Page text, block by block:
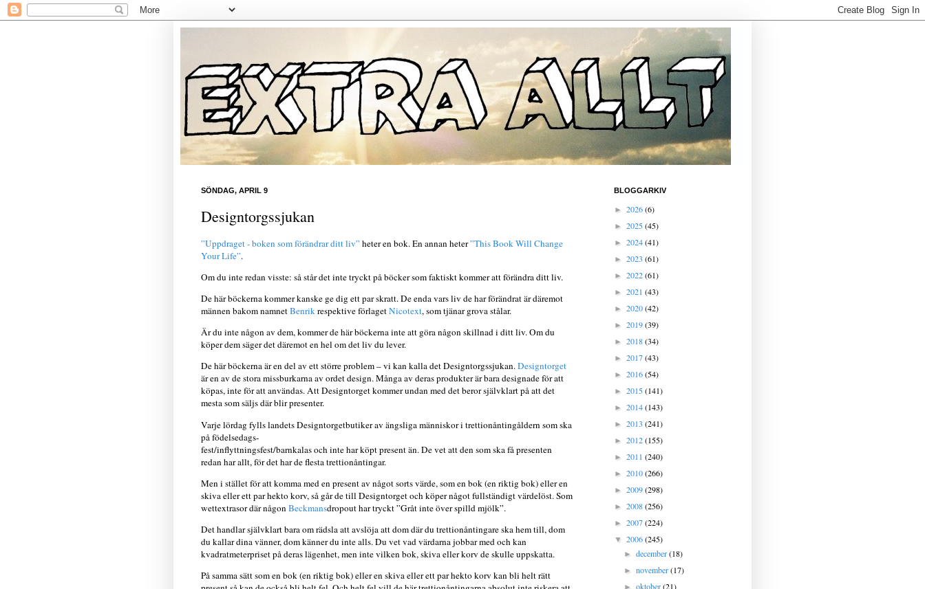
SÖNDAG, APRIL 9
Designtorgssjukan
”Uppdraget - boken som förändrar ditt liv”heter en bok.En annan heter”This Book Will Change
Your Life”.
Om du inte redan visste: så står det inte tryckt på böcker som faktiskt kommer att förändra ditt liv.
De här böckerna kommer kanske ge dig ett par skratt. De enda vars liv de har förändrat är däremot
männen bakom namnetBenrikrespektive förlagetNicotext, som tjänar grova stålar.
Är du inte någon av dem, kommer de här böckerna inte att göra någon skillnad i ditt liv. Om du
köper dem säger det däremot en hel om det liv du lever.
De här böckerna är en del av ett större problem – vi kan kalla det Designtorgssjukan.Designtorget
är en av de stora missburkarna av ordet design. Många av deras produkter är bara designade för att
köpas, inte för att användas. Att Designtorgetkommer undan med det beror självklart på att det
mesta som säljs där blir presenter.
Varje lördag fylls landets Designtorgetbutiker av ängsliga människor i trettionåntingåldern som ska
på födelsedags-
fest/inflyttningsfest/barnkalas och inte har köpt present än. De vet att den som ska få presenten
redan har allt, för det har de flesta trettionåntingar.
Men i stället för att komma med en present av något sorts värde, som en bok (en riktig bok) eller en
skiva eller ett par hekto korv, så går detill Designtorget och köper något fullständigt värdelöst. Som
wettextrasor där någonBeckmansdropout har tryckt ”Gråt inte över spilld mjölk”.
Det handlar självklart bara om rädsla att avslöja att domdär du trettionåntingare ska hem till, dom
du kallar dina vänner, dom känner du inte alls. Du vet vad värdarna jobbar med och kan
kvadratmeterpriset på deras lägenhet, men inte vilken bok, skiva eller korv de skulle uppskatta.
På samma sätt som en bok (en riktig bok) eller en skiva eller ett par hekto korv kan bli helt rätt
BLOGGARKIV
► 2026(6)
► 2025(45)
► 2024(41)
► 2023 (61)
► 2022(61)
► 2021 (43)
► 2020(42)
► 2019(39)
► 2018(34)
► 2017(43)
► 2016(54)
► 2015(141)
► 2014(143)
► 2013 (241)
► 2012(155)
► 2011 (240)
► 2010(266)
► 2009(298)
► 2008(256)
► 2007(224)
▼ 2006(245)
►december(18)
►november(17)
►oktober(21)